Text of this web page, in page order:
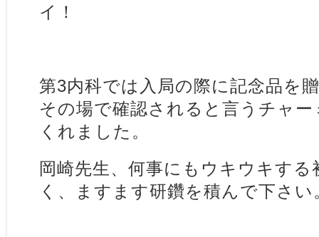
イ！
第3内科では入局の際に記念品を
その場で確認されると言うチャ
くれました。
岡崎先生、何事にもウキウキす
く、ますます研鑽を積んで下さい